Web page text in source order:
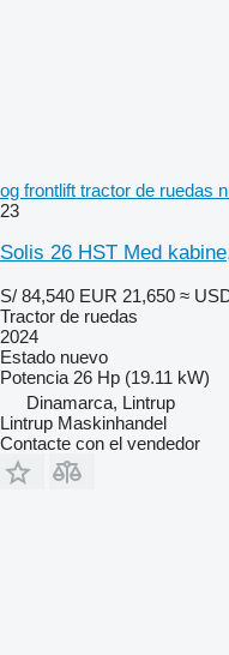
og frontlift tractor de ruedas
23
Solis 26 HST Med
S/ 84,540 EUR 21,650 ≈
Tractor de ruedas
2024
Estado nuevo
Potencia 26 Hp (19.11 kW)
Dinamarca, Lintrup
Lintrup Maskinhandel
Contacte con el vendedor